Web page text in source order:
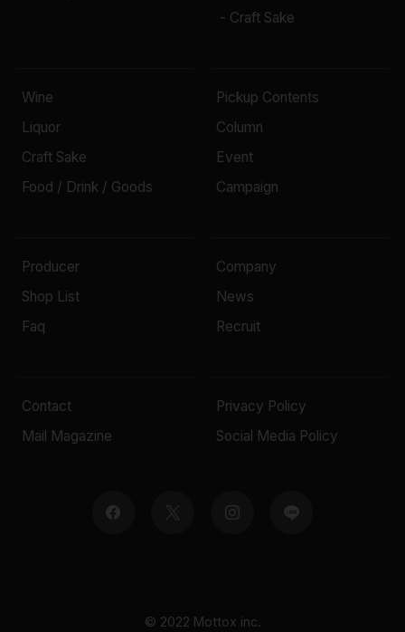
- Craft Sake
Wine
Liquor
Craft Sake
Food / Drink / Goods
Pickup Contents
Column
Event
Campaign
Producer
Shop List
Faq
Company
News
Recruit
Contact
Mail Magazine
Privacy Policy
Social Media Policy
© 2022 Mottox inc.